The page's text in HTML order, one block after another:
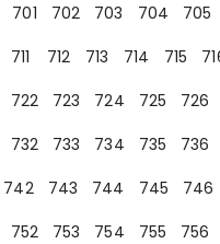
701 702 703 704 705
711 712 713 714 715
722 723 724 725 726
732 733 734 735 736
742 743 744 745 746
752 753 754 755 756